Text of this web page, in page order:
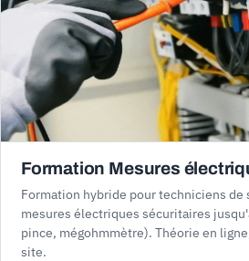
Formation Mesures
Formation hybride pour techniciens de
mesures électriques sécuritaires
pince, mégohmmètre). Théorie en
site.